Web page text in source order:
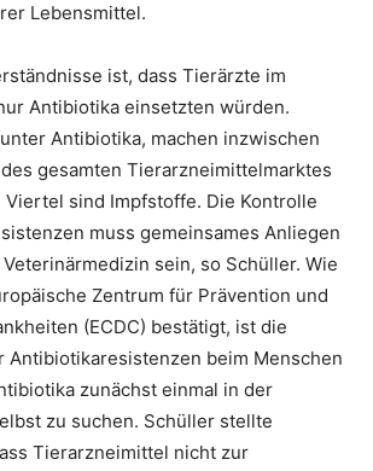
Lebensmittel.
ist, dass Tierärzte im
Antibiotika einsetzten würden.
Antibiotika, machen inzwischen
gesamten Tierarzneimittelmarktes
Viertel sind Impfstoffe. Die Kontrolle
muss gemeinsames Anliegen
sein, so Schüller. Wie
Zentrum für Prävention und
(ECDC) bestätigt, ist die
Antibiotikaresistenzen beim Menschen
zunächst einmal in der
zu suchen. Schüller stellte
Tierarzneimittel nicht zur